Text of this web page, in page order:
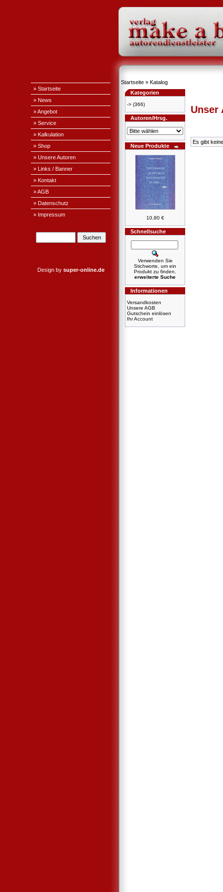
» Startseite
» News
» Angebot
» Service
» Kalkulation
» Shop
» Unsere Autoren
» Links / Banner
» Kontakt
» AGB
» Datenschutz
» Impressum
Design by super-online.de
Startseite » Katalog
Kategorien
-> (366)
Autoren/Hrsg.
Neue Produkte
10,80 €
Schnellsuche
Verwenden Sie
Stichworte, um ein
Produkt zu finden.
erweiterte Suche
Informationen
Versandkosten
Unsere AGB
Gutschein einlösen
Ihr Account
Unser
Es gibt